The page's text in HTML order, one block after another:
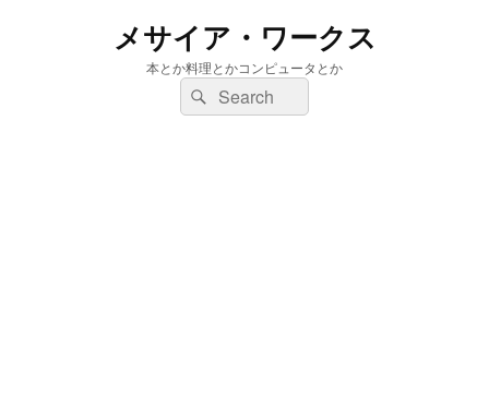
メサイア・ワークス
本とか料理とかコンピュータとか
検
索:
検
索